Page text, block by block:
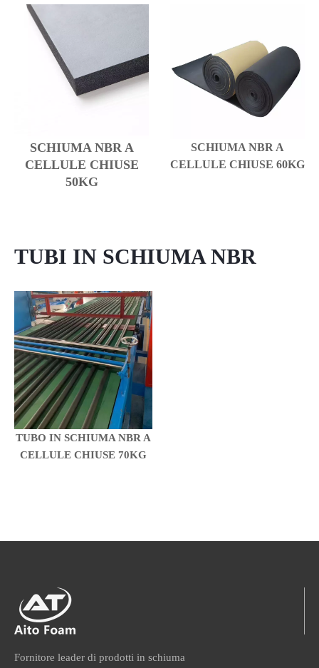
SCHIUMA NBR A
CELLULE CHIUSE
50KG
SCHIUMA NBR A
CELLULE CHIUSE 60KG
TUBI IN SCHIUMA NBR
TUBO IN SCHIUMA NBR A
CELLULE CHIUSE 70KG
Fornitore leader di prodotti in schiuma